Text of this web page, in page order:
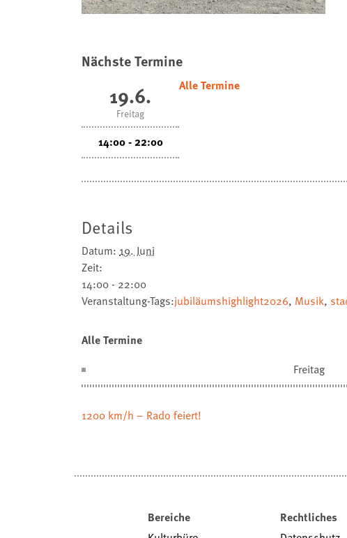
Nächste Termine
19.6.
Freitag
14:00 - 22:00
Alle Termine
Details
Datum: 19. Juni
Zeit:
14:00 - 22:00
Veranstaltung-Tags:jubiläumshighlight2026, Musik,
Alle Termine
Freitag
1200 km/h – Rado feiert!
Bereiche
Rechtliches